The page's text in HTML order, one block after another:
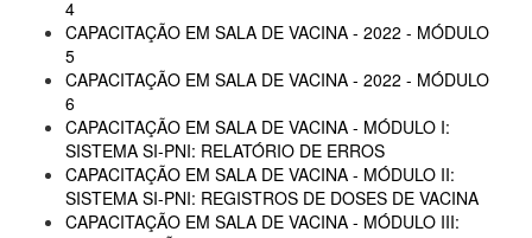
4
CAPACITAÇÃO EM SALA DE VACINA - 2022 - MÓDULO
5
CAPACITAÇÃO EM SALA DE VACINA - 2022 - MÓDULO
6
CAPACITAÇÃO EM SALA DE VACINA - MÓDULO I:
SISTEMA SI-PNI: RELATÓRIO DE ERROS
CAPACITAÇÃO EM SALA DE VACINA - MÓDULO II:
SISTEMA SI-PNI: REGISTROS DE DOSES DE VACINA
CAPACITAÇÃO EM SALA DE VACINA - MÓDULO III: